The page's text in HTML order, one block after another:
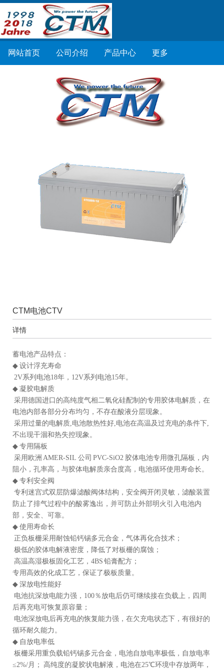
网站首页 公司介绍 产品中心 更多
CTM电池CTV
详情
蓄电池产品特点：
◆ 设计浮充寿命
2V系列电池18年，12V系列电池15年。
◆ 凝胶电解质
采用德国进口的高纯度气相二氧化硅配制的专用胶体电解质，在
电池内部各部分分布均匀，不存在酸液分层现象。
采用过量的电解质,电池散热性好,电池在高温及过充电的条件下,
不出现干涸和热失控现象。
◆ 专用隔板
采用欧洲 AMER-SIL 公司 PVC-SiO2 胶体电池专用微孔隔板，内
阻小，孔率高，与胶体电解质亲合度高，电池循环使用寿命长。
◆ 专利安全阀
专利迷宫式双层防爆滤酸阀体结构，安全阀开闭灵敏，滤酸装置
防止了排气过程中的酸雾逸出，并可防止外部明火引入电池内
部，安全、可靠。
◆ 使用寿命长
正负板栅采用耐蚀铅钙锡多元合金，气体再化合技术；
极低的胶体电解液密度，降低了对板栅的腐蚀；
高温高湿极板固化工艺，4BS 铅膏配方；
专用高效的化成工艺，保证了极板质量。
◆ 深放电性能好
电池抗深放电能力强，100％放电后仍可继续接在负载上，四周
后再充电可恢复原容量；
电池深放电后再充电的恢复能力强，在欠充电状态下，有很好的
循环耐久能力。
◆ 自放电率低
板栅采用重负载铅钙锡多元合金，电池自放电率极低，自放电率
≤2%/月； 高纯度的凝胶状电解液，电池在25℃环境中存放两年，